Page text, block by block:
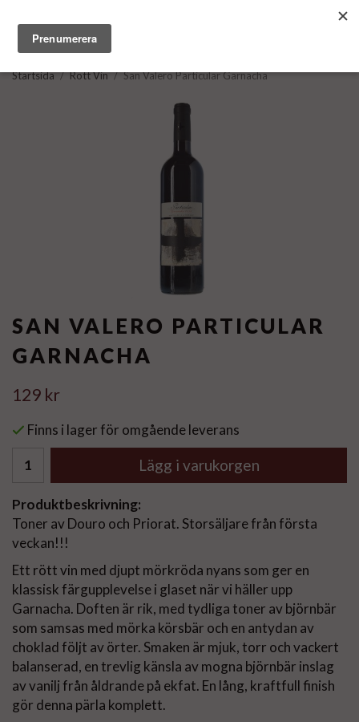
Startsida / Rött Vin / San Valero Particular Garnacha
SAN VALERO PARTICULAR
GARNACHA
129 kr
Finns i lager för omgående leverans
Lägg i varukorgen
Produktbeskrivning:
Toner av Douro och Priorat. Storsäljare från första
veckan!!!
Ett rött vin med djupt mörkröda nyans som ger en
klassisk färgupplevelse i glaset när vi häller upp
Garnacha. Doften är rik, med tydliga toner av björnbär
som samsas med mörka körsbär och en antydan av
choklad följt av örter. Smaken är mjuk, torr och vackert
balanserad, en trevlig känsla av mogna björnbär inslag
av vanilj från åldrande på ekfat. En lång, kraftfull finish
gör denna pärla komplett.